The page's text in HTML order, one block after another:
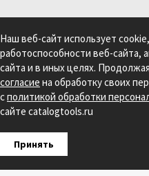
На нашем сайте мы используем cookie
характера. Продолжая использовать
использование файлов cookies и
Политикой обработки персональных
справочный характер и не является
положениями статьи 437 гражданского
Наш веб-сайт использует
работоспособности веб-сайта,
сайта и в иных целях.
согласие на обработку своих
сполитикой обработки
сайте catalogtools.ru
Принять